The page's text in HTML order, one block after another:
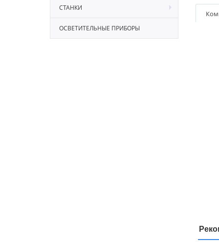
СТАНКИ
ОСВЕТИТЕЛЬНЫЕ ПРИБОРЫ